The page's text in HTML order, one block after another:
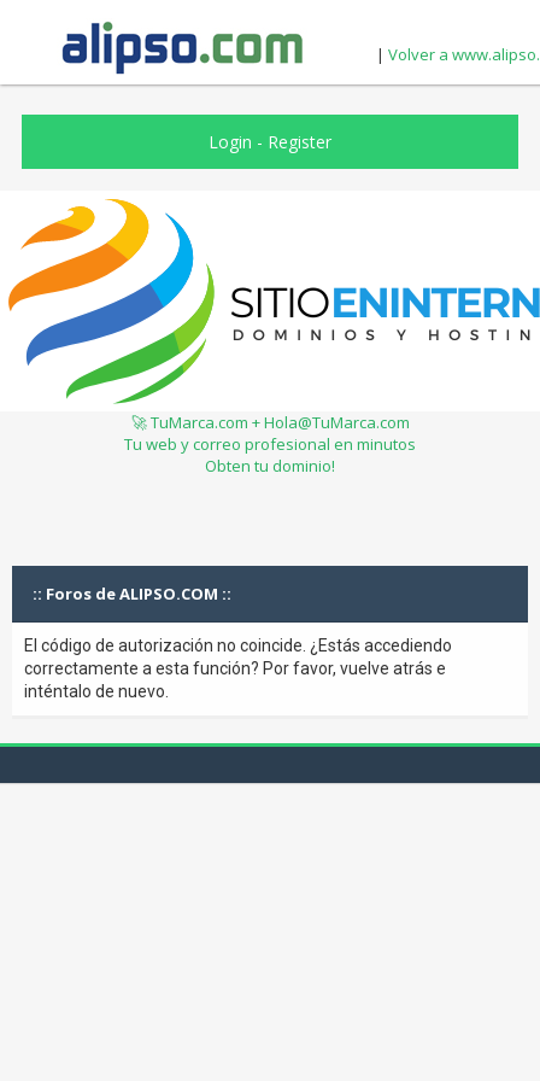
| Volver a
Login - Register
🚀 TuMarca.com + Hola@TuMarca.com
Tu web y correo profesional en minutos
Obten tu dominio!
:: Foros de ALIPSO.COM ::
El código de autorización no coincide. ¿Estás accediendo
correctamente a esta función? Por favor, vuelve atrás e
inténtalo de nuevo.